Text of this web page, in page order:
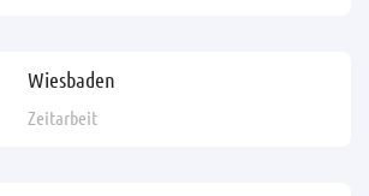
Wiesbaden
Zeitarbeit